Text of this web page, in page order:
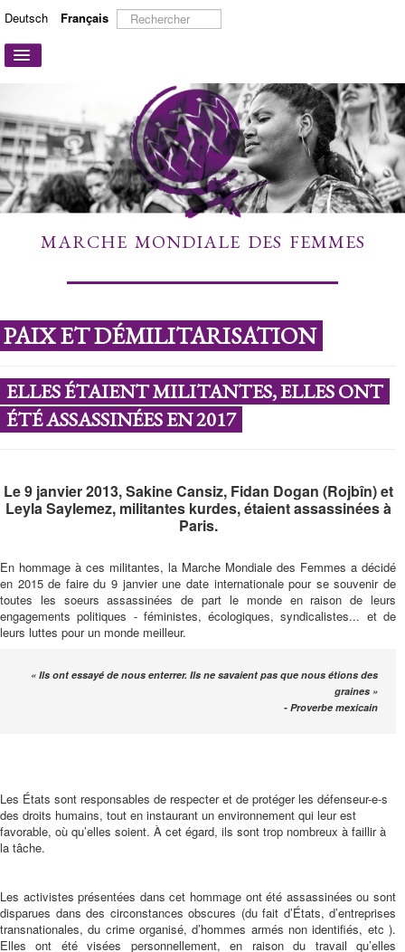
Deutsch Français Rechercher
Basculer
A PROPOS
ACTIONS ET CAMPAGNES
PARTICIPER
TÉMOIGNAGES
À DÉCOUVRIR
MARCHE MONDIALE DES FEMMES
PAIX ET DÉMILITARISATION
ELLES ÉTAIENT MILITANTES, ELLES ONT
ÉTÉ ASSASSINÉES EN 2017
Le 9 janvier 2013, Sakine Cansiz, Fidan Dogan (Rojbîn) et
Leyla Saylemez, militantes kurdes, étaient assassinées à
Paris.
En hommage à ces militantes, la Marche Mondiale des Femmes a décidé
en 2015 de faire du 9 janvier une date internationale pour se souvenir de
toutes les soeurs assassinées de part le monde en raison de leurs
engagements politiques - féministes, écologiques, syndicalistes... et de
leurs luttes pour un monde meilleur.
« Ils ont essayé de nous enterrer. Ils ne savaient pas que nous étions des
graines »
- Proverbe mexicain
Les États sont responsables de respecter et de protéger les défenseur-e-s
des droits humains, tout en instaurant un environnement qui leur est
favorable, où qu’elles soient. À cet égard, ils sont trop nombreux à faillir à
la tâche.
Les activistes présentées dans cet hommage ont été assassinées ou sont
disparues dans des circonstances obscures (du fait d’États, d’entreprises
transnationales, du crime organisé, d’hommes armés non identifiés, etc ).
Elles ont été visées personnellement, en raison du travail qu’elles